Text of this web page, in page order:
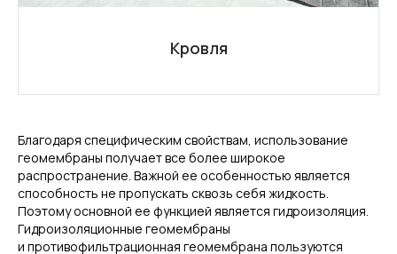
Кровля
Благодаря специфическим свойствам, использование
геомембраны получает все более широкое
распространение. Важной ее особенностью является
способность не пропускать сквозь себя жидкость.
Поэтому основной ее функцией является гидроизоляция.
Гидроизоляционные геомембраны
и противофильтрационная геомембрана пользуются